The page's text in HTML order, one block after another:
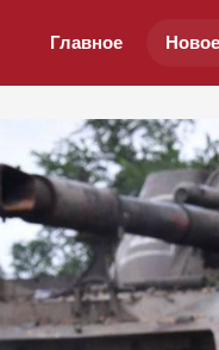
Главное Новое